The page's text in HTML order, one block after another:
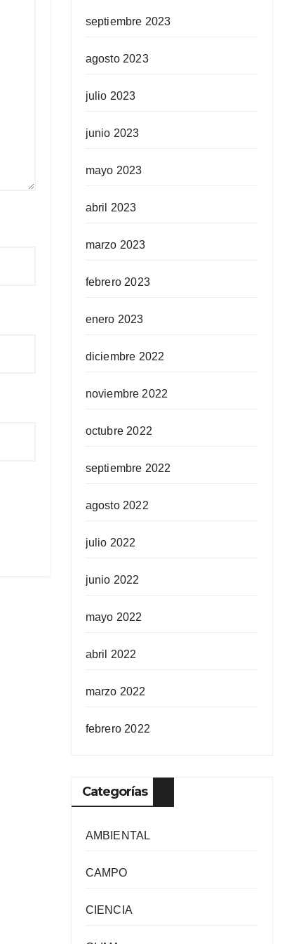
septiembre 2023
agosto 2023
julio 2023
junio 2023
mayo 2023
abril 2023
marzo 2023
febrero 2023
enero 2023
diciembre 2022
noviembre 2022
octubre 2022
septiembre 2022
agosto 2022
julio 2022
junio 2022
mayo 2022
abril 2022
marzo 2022
febrero 2022
Categorías
AMBIENTAL
CAMPO
CIENCIA